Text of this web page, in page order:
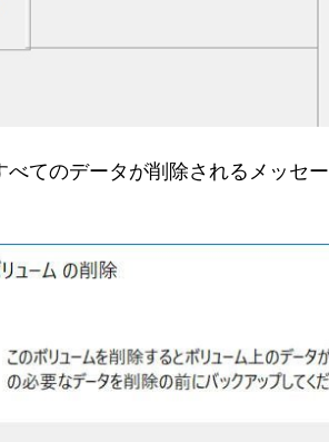
べてのデータが削除されるメッセ